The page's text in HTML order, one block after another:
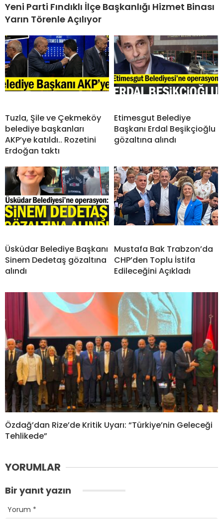
Yeni Parti Fındıklı İlçe Başkanlığı Hizmet Binası
Yarın Törenle Açılıyor
Tuzla, Şile ve Çekmeköy
belediye başkanları
AKP’ye katıldı.. Rozetini
Erdoğan taktı
Etimesgut Belediye
Başkanı Erdal Beşikçioğlu
gözaltına alındı
Üsküdar Belediye Başkanı
Sinem Dedetaş gözaltına
alındı
Mustafa Bak Trabzon’da
CHP’den Toplu İstifa
Edileceğini Açıkladı
Özdağ’dan Rize’de Kritik Uyarı: “Türkiye’nin Geleceği
Tehlikede”
YORUMLAR
Bir yanıt yazın
Yorum *